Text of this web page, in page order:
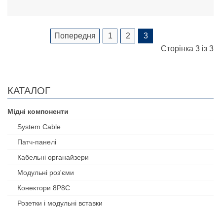
Попередня 1 2
3
Сторінка 3 із 3
КАТАЛОГ
Мідні компоненти
System Cable
Патч-панелі
Кабельні органайзери
Модульні роз'єми
Конектори 8P8C
Розетки і модульні вставки